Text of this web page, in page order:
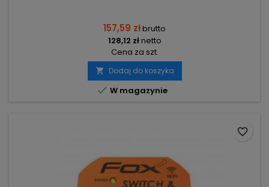
157,59 złbrutto
128,12 złnetto
Cena za szt.
 Dodaj do koszyka
 W magazynie
favorite_border